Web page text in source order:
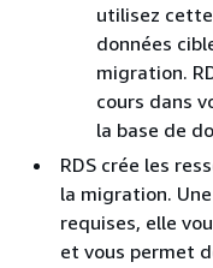
utilisez
données
migration.
cours dans
la base de
RDS crée les
la migration.
requises, elle
et vous permet